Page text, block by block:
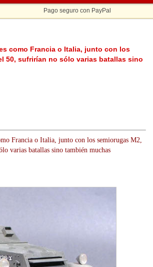
Pago seguro con PayPal
como Francia o Italia, junto con los
50, sufrirían no sólo varias batallas sino
Francia o Italia, junto con los semiorugas M2,
varias batallas sino también muchas